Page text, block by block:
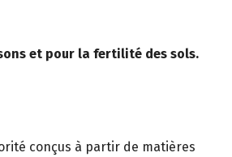
et pour la fertilité des sols.
conçus à partir de matières